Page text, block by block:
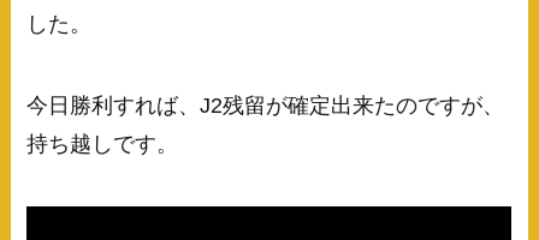
した。
今日勝利すれば、J2残留が確定出来たのですが、
持ち越しです。